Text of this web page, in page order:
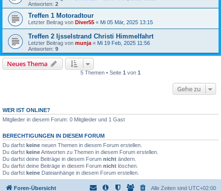
Antworten: 2
Treffen 1 Motoradtour
Letzter Beitrag von Diver55 « Mi 05 Mär, 2025 13:15
Treffen 2 Ijsselstrand Christi Himmelfahrt
Letzter Beitrag von munja « Mi 19 Feb, 2025 11:56
Antworten: 9
Neues Thema
5 Themen • Seite 1 von 1
Gehe zu
WER IST ONLINE?
Mitglieder in diesem Forum: 0 Mitglieder und 1 Gast
BERECHTIGUNGEN IN DIESEM FORUM
Du darfst keine neuen Themen in diesem Forum erstellen.
Du darfst keineAntworten zu Themen in diesem Forum erstellen.
Du darfst deine Beiträge in diesem Forum nicht ändern.
Du darfst deine Beiträge in diesem Forum nicht löschen.
Du darfst keine Dateianhänge in diesem Forum erstellen.
Foren-Übersicht Alle Zeiten sind UTC+02:00